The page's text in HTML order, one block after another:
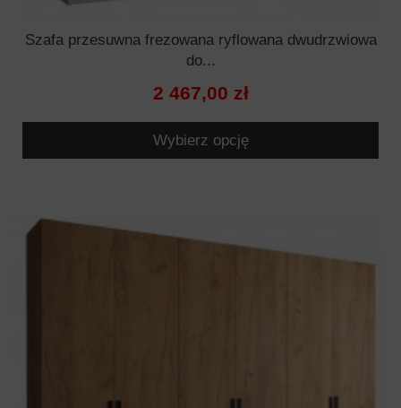
Szafa przesuwna frezowana ryflowana dwudrzwiowa
do...
2 467,00 zł
Wybierz opcję